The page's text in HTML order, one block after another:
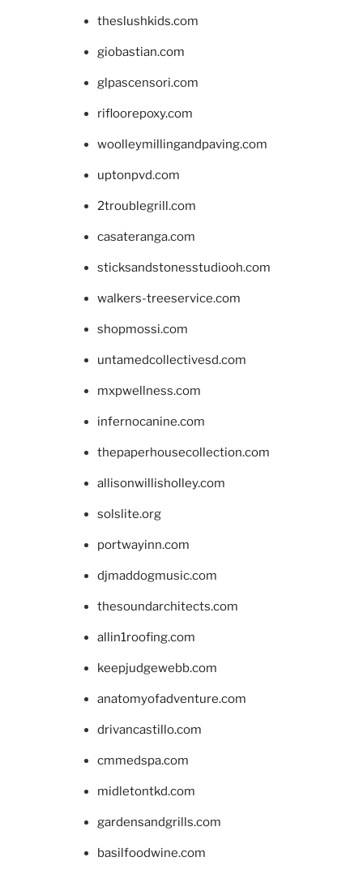
theslushkids.com
giobastian.com
glpascensori.com
rifloorepoxy.com
woolleymillingandpaving.com
uptonpvd.com
2troublegrill.com
casateranga.com
sticksandstonesstudiooh.com
walkers-treeservice.com
shopmossi.com
untamedcollectivesd.com
mxpwellness.com
infernocanine.com
thepaperhousecollection.com
allisonwillisholley.com
solslite.org
portwayinn.com
djmaddogmusic.com
thesoundarchitects.com
allin1roofing.com
keepjudgewebb.com
anatomyofadventure.com
drivancastillo.com
cmmedspa.com
midletontkd.com
gardensandgrills.com
basilfoodwine.com